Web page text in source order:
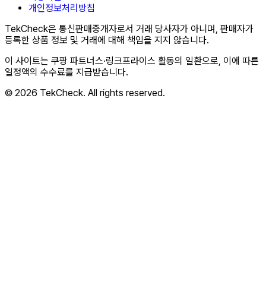
개인정보처리방침
TekCheck은 통신판매중개자로서 거래 당사자가 아니며, 판매자가
등록한 상품 정보 및 거래에 대해 책임을 지지 않습니다.
이 사이트는 쿠팡 파트너스·링크프라이스 활동의 일환으로, 이에 따른
일정액의 수수료를 지급받습니다.
© 2026 TekCheck. All rights reserved.